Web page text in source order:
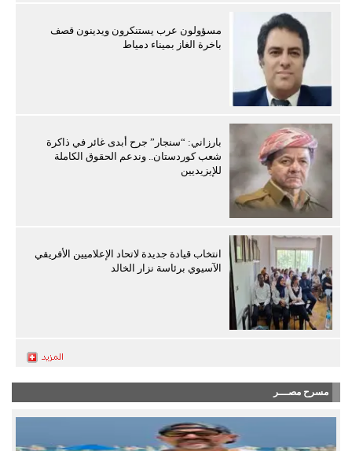
مسؤولون عرب يستنكرون ويدينون قصف
باخرة الغاز بميناء دمياط
بارزاني: “سنجار” جرح أبدى غائر في ذاكرة
شعب كوردستان.. وندعم الحقوق الكاملة
للإيزيديين
انتخاب قيادة جديدة لاتحاد الإعلاميين الأفريقي
الآسيوي برئاسة نزار الخالد
مسرح مصـــر